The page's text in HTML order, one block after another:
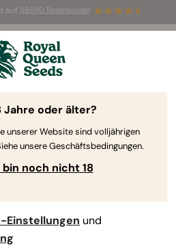
auf 58690 Rezensionen
SamenKOSTENLOS für die
RQS Blog
Jahre oder älter?
unserer Website sind volljährigen
unsere Geschäftsbedingungen.
bin noch nicht 18
Einstellungen und